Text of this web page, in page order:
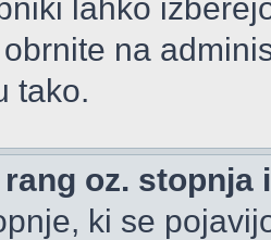
lahko
na
tako.
oz.
ki se